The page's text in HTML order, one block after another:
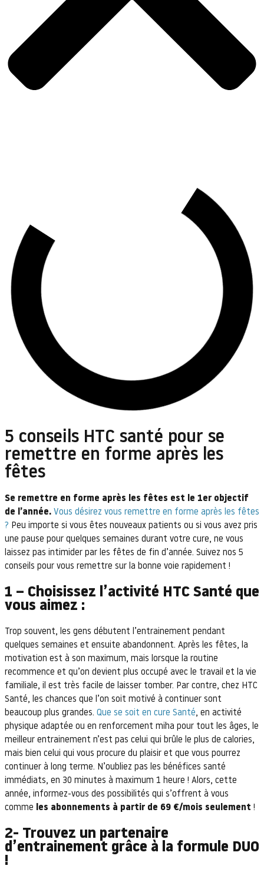
5 conseils HTC santé pour se
remettre en forme après les
fêtes
Se remettre en forme après les fêtes est le 1er objectif
de l’année. Vous désirez vous remettre en forme après les fêtes
? Peu importe si vous êtes nouveaux patients ou si vous avez pris
une pause pour quelques semaines durant votre cure, ne vous
laissez pas intimider par les fêtes de fin d’année. Suivez nos 5
conseils pour vous remettre sur la bonne voie rapidement !
1 – Choisissez l’activité HTC Santé que
vous aimez :
Trop souvent, les gens débutent l’entrainement pendant
quelques semaines et ensuite abandonnent. Après les fêtes, la
motivation est à son maximum, mais lorsque la routine
recommence et qu’on devient plus occupé avec le travail et la vie
familiale, il est très facile de laisser tomber. Par contre, chez HTC
Santé, les chances que l’on soit motivé à continuer sont
beaucoup plus grandes. Que se soit en cure Santé, en activité
physique adaptée ou en renforcement miha pour tout les âges, le
meilleur entrainement n’est pas celui qui brûle le plus de calories,
mais bien celui qui vous procure du plaisir et que vous pourrez
continuer à long terme. N’oubliez pas les bénéfices santé
immédiats, en 30 minutes à maximum 1 heure ! Alors, cette
année, informez-vous des possibilités qui s’offrent à vous
comme
les abonnements à partir de 69 €/mois seulement !
2- Trouvez un partenaire
d’entrainement grâce à la formule DUO
!